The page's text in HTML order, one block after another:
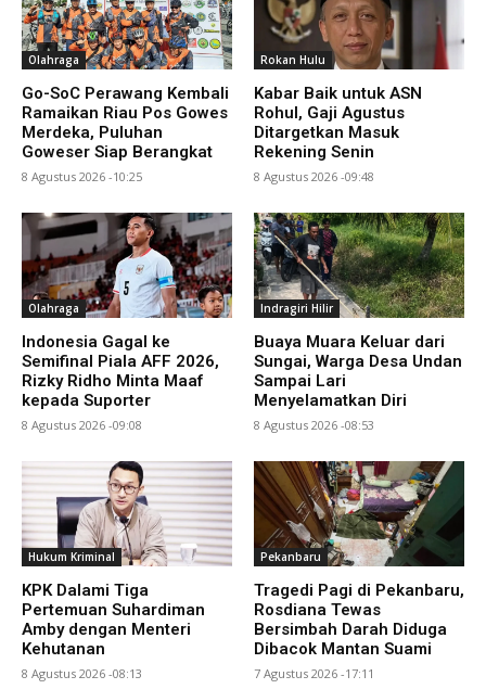
Olahraga
Go-SoC Perawang Kembali
Ramaikan Riau Pos Gowes
Merdeka, Puluhan
Goweser Siap Berangkat
8 Agustus 2026 -10:25
Rokan Hulu
Kabar Baik untuk ASN
Rohul, Gaji Agustus
Ditargetkan Masuk
Rekening Senin
8 Agustus 2026 -09:48
Olahraga
Indonesia Gagal ke
Semifinal Piala AFF 2026,
Rizky Ridho Minta Maaf
kepada Suporter
8 Agustus 2026 -09:08
Indragiri Hilir
Buaya Muara Keluar dari
Sungai, Warga Desa Undan
Sampai Lari
Menyelamatkan Diri
8 Agustus 2026 -08:53
Hukum Kriminal
KPK Dalami Tiga
Pertemuan Suhardiman
Amby dengan Menteri
Kehutanan
8 Agustus 2026 -08:13
Pekanbaru
Tragedi Pagi di Pekanbaru,
Rosdiana Tewas
Bersimbah Darah Diduga
Dibacok Mantan Suami
7 Agustus 2026 -17:11